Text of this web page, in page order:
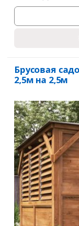
Брусовая
2,5м на 2,5м